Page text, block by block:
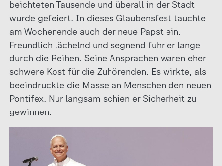
beichteten Tausende und überall in der Stadt
wurde gefeiert. In dieses Glaubensfest tauchte
am Wochenende auch der neue Papst ein.
Freundlich lächelnd und segnend fuhr er lange
durch die Reihen. Seine Ansprachen waren eher
schwere Kost für die Zuhörenden. Es wirkte, als
beeindruckte die Masse an Menschen den neuen
Pontifex. Nur langsam schien er Sicherheit zu
gewinnen.